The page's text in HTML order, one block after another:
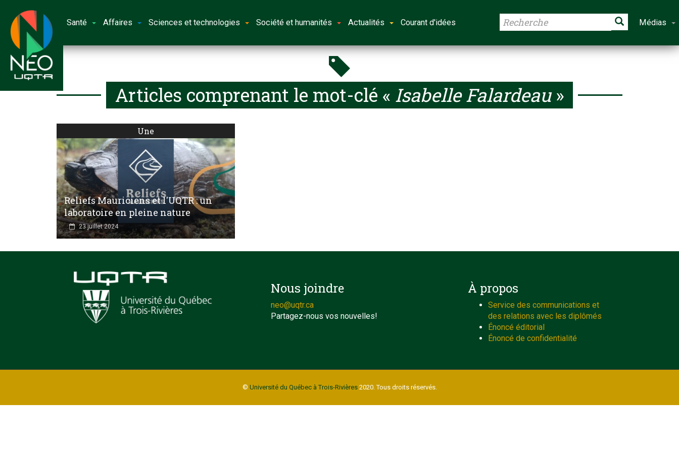
Santé Affaires Sciences et technologies Société et humanités Actualités Courant d'idées Médias
Articles comprenant le mot-clé « Isabelle Falardeau»
Une
Reliefs Mauriciens et l'UQTR : un
laboratoire en pleine nature
23 juillet 2024
Nous joindre
neo@uqtr.ca
Partagez-nous vos nouvelles!
À propos
Service des communications et
des relations avec les diplômés
Énoncé éditorial
Énoncé de confidentialité
© Université du Québec à Trois-Rivières2020. Tous droits réservés.